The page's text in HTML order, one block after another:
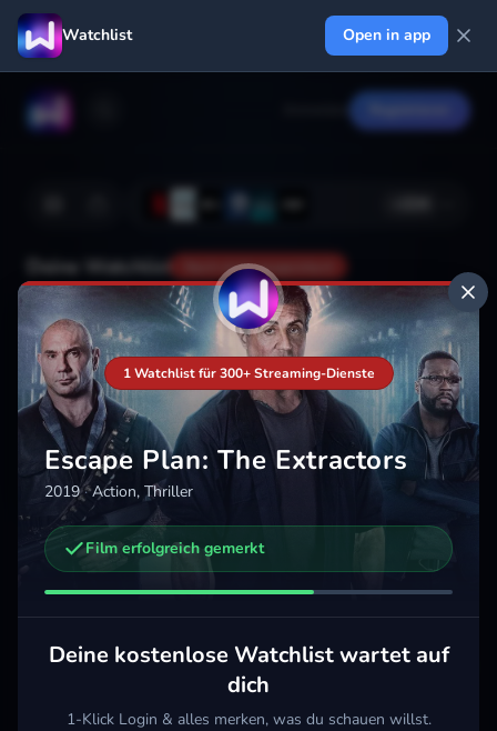
Watchlist Open in app
Deine Watchlist Noch nicht gespeichert
Hinzufügen
Weitere Trailer, die dich interessieren könnten
The Return of the First Avenger
Merken
Mehr
One Mile: Kapitel 2
Merken
Mehr
1 Watchlist für 300+ Streaming-Dienste
Escape Plan: The Extractors
2019 · Action, Thriller
Film erfolgreich gemerkt
Deine kostenlose Watchlist wartet auf
dich
1-Klick Login & alles merken, was du schauen willst.